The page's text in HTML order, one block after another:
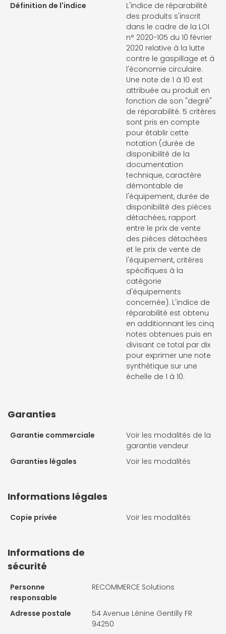
Définition de l'indice
L'indice de réparabilité
des produits s'inscrit
dans le cadre de la LOI
n° 2020-105 du 10 février
2020 relative à la lutte
contre le gaspillage et à
l'économie circulaire.
Une note de 1 à 10 est
attribuée au produit en
fonction de son "degré"
de réparabilité. 5 critères
sont pris en compte
pour établir cette
notation (durée de
disponibilité de la
documentation
technique, caractère
démontable de
l'équipement, durée de
disponibilité des pièces
détachées, rapport
entre le prix de vente
des pièces détachées
et le prix de vente de
l'équipement, critères
spécifiques à la
catégorie
d'équipements
concernée). L'indice de
réparabilité est obtenu
en additionnant les cinq
notes obtenues puis en
divisant ce total par dix
pour exprimer une note
synthétique sur une
échelle de 1 à 10.
Garanties
Garantie commerciale
Voir les modalités de la
garantie vendeur
Garanties légales
Voir les modalités
Informations légales
Copie privée Voir les modalités
Informations de
sécurité
Personne
responsable
RECOMMERCE Solutions
Adresse postale
54 Avenue Lénine Gentilly FR
94250